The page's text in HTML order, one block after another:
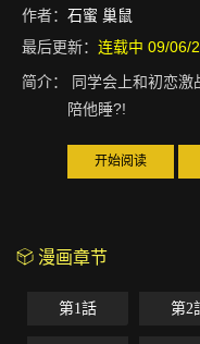
作者： 石蜜 巢鼠
最后更新： 连载中 09/06/
简介：
同学会上和初恋
陪他睡?!
开始阅读
漫画章节
第1話 第2